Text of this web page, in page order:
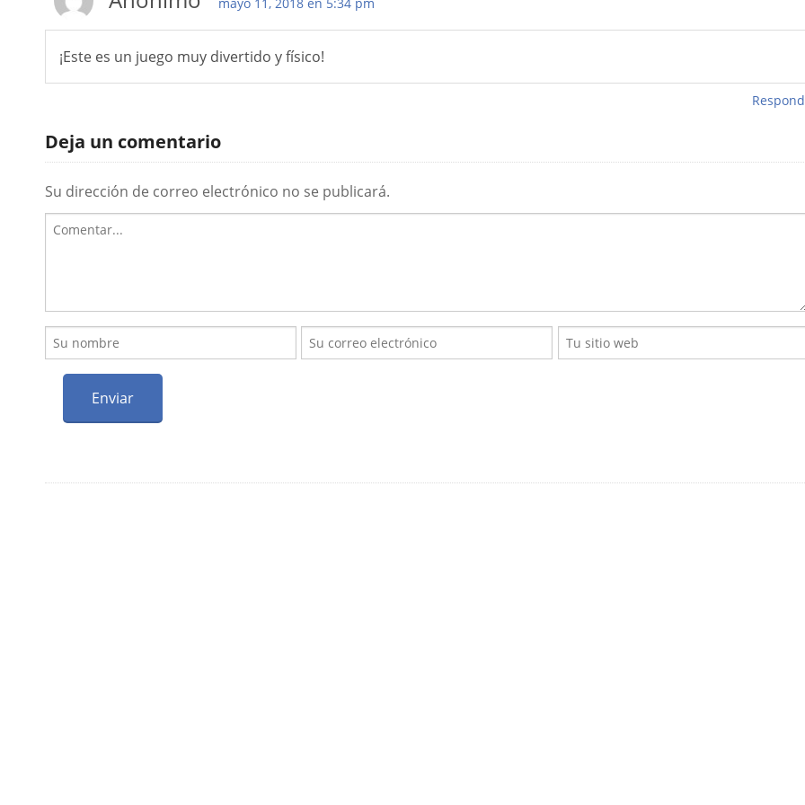
¡Este es un juego muy divertido y físico!
Deja un comentario
Su dirección de correo electrónico no se publicará.